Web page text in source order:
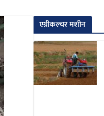
एग्रीकल्चर मशीन